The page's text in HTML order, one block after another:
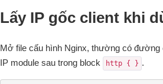
Lấy IP gốc client khi
Mở file cấu hình Nginx, thường có
IP module sau trong block
http { } .